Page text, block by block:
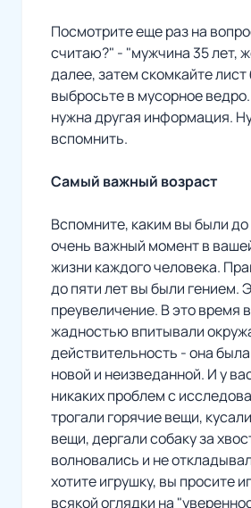
Посмотрите еще раз на
считаю?" - "мужчина 35 лет,
далее, затем скомкайте лист
выбросьте в мусорное
нужна другая информация.
вспомнить.
Самый важный возраст
Вспомните, каким вы были до
очень важный момент в
жизни каждого человека.
до пяти лет вы были гением.
преувеличение. В это время
жадностью впитывали
действительность - она
новой и неизведанной. И у
никаких проблем с
трогали горячие вещи,
вещи, дергали собаку за
волновались и не
хотите игрушку, вы просите
всякой оглядки на